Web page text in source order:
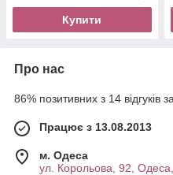
Купити
Про нас
86% позитивних з 14 відгуків
Працює з 13.08.2013
м. Одеса
ул. Корольова, 92, Одеса,